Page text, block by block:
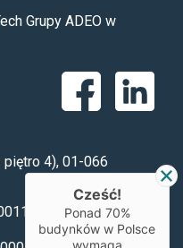
Grupy ADEO w
piętro 4), 01-066
|
Cześć!
Ponad 70%
budynków w Polsce
wymaga